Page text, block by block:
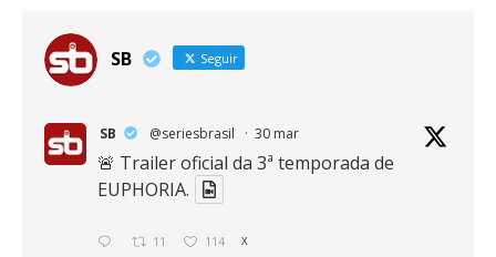
SB Seguir
SB @seriesbrasil · 30 mar
🚨 Trailer oficial da 3ª temporada de
EUPHORIA.
11 114 X